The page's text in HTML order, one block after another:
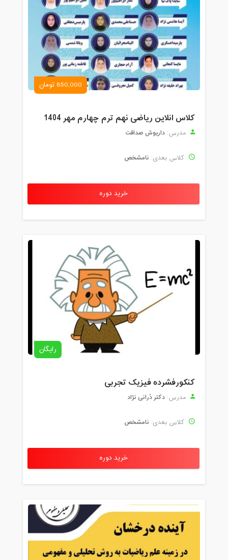
850,000 تومان
کلاس انلاین ریاضی نهم ترم چهارم مهر 1404
مدرس: داریوش صداقت
کلاس بعدی: نامشخص
خرید دوره
رایگان
کنکورفشرده فیزیک تجربی
مدرس: دکتر دُرانی نژاد
کلاس بعدی: نامشخص
خرید دوره